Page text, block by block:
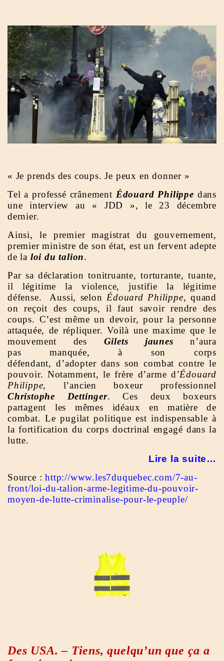
« Je prends des coups. Je peux en donner »
Tel a professé crânement Édouard Philippe dans
une interview au « JDD », le 23 décembre
dernier.
Ainsi, le premier magistrat du gouvernement,
premier ministre de son état, est un fervent adepte
de la loi du talion.
Par sa déclaration tonitruante, torturante, tuante,
il légitime la violence, justifie la légitime
défense. Aussi, selon Édouard Philippe, quand
on reçoit des coups, il faut savoir rendre des
coups. C’est même un devoir, pour la personne
attaquée, de répliquer. Voilà une maxime que le
mouvement des Gilets jaunes n’aura
pas manquée, à son corps
défendant, d’adopter dans son combat contre le
pouvoir. Notamment, le frère d’arme d’Édouard
Philippe, l’ancien boxeur professionnel
Christophe Dettinger. Ces deux boxeurs
partagent les mêmes idéaux en matière de
combat. Le pugilat politique est indispensable à
la fortification du corps doctrinal engagé dans la
lutte.
Lire la suite…
Source :http://www.les7duquebec.com/7-au-
front/loi-du-talion-arme-legitime-du-pouvoir-
moyen-de-lutte-criminalise-pour-le-peuple/
Des USA. – Tiens, quelqu’un que ça a